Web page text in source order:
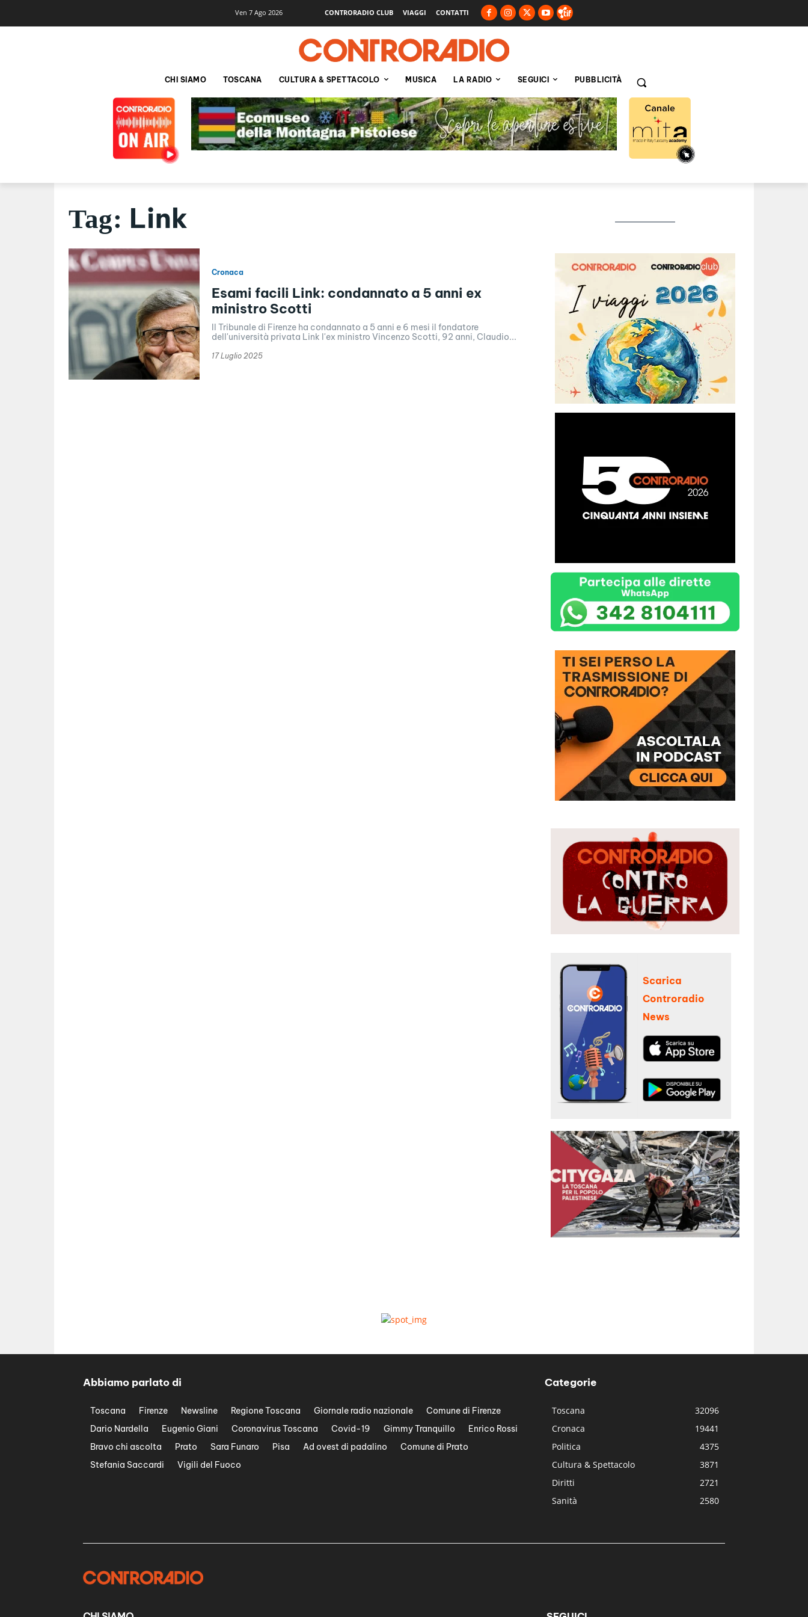
Ven 7 Ago 2026 CONTRORADIO CLUB VIAGGI CONTATTI
CHI SIAMO TOSCANA CULTURA & SPETTACOLO MUSICA LA RADIO SEGUICI PUBBLICITÀ
Tag: Link
Cronaca
Esami facili Link: condannato a 5 anni ex
ministro Scotti
Il Tribunale di Firenze ha condannato a 5 anni e 6 mesi il fondatore
dell'università privata Link l'ex ministro Vincenzo Scotti, 92 anni, Claudio...
17 Luglio 2025
Scarica
Controradio
News
Abbiamo parlato di
Toscana Firenze Newsline Regione Toscana Giornale radio nazionale
Comune di Firenze
Dario Nardella
Eugenio Giani Coronavirus Toscana Covid-19 Gimmy Tranquillo
Enrico Rossi
Bravo chi ascolta
Prato Sara Funaro Pisa Ad ovest di padalino
Comune di Prato
Stefania Saccardi
Vigili del Fuoco
Categorie
Toscana
32096
Cronaca
19441
Politica
4375
Cultura & Spettacolo
3871
Diritti
2721
Sanità
2580